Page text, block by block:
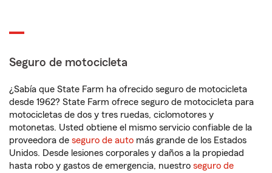
Seguro de motocicleta
¿Sabía que State Farm ha ofrecido seguro de motocicleta
desde 1962? State Farm ofrece seguro de motocicleta para
motocicletas de dos y tres ruedas, ciclomotores y
motonetas. Usted obtiene el mismo servicio confiable de la
proveedora de seguro de auto más grande de los Estados
Unidos. Desde lesiones corporales y daños a la propiedad
hasta robo y gastos de emergencia, nuestro seguro de